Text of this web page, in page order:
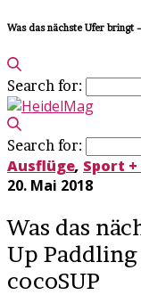
Was das nächste Ufer bringt
Search for:
Search for:
Ausflüge, Sport +
20. Mai 2018
Was das
Up
cocoSUP